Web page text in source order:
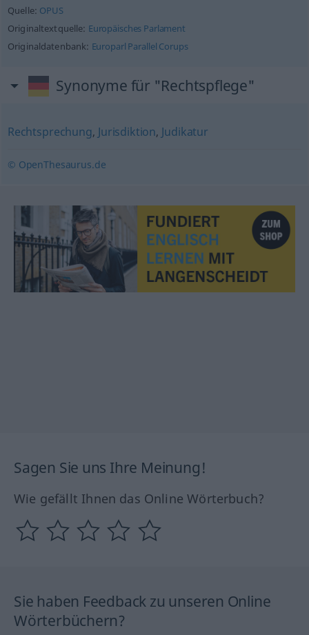
Quelle: OPUS
Originaltextquelle: Europäisches Parlament
Originaldatenbank: Europarl Parallel Corups
Synonyme für "Rechtspflege"
Rechtsprechung, Jurisdiktion, Judikatur
© OpenThesaurus.de
Sagen Sie uns Ihre Meinung!
Wie gefällt Ihnen das Online Wörterbuch?
Sie haben Feedback zu unseren Online
Wörterbüchern?